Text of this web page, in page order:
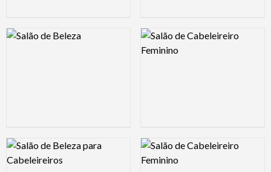
Logo Preview Image Logo Preview Image
Logo Preview Image Logo Preview Image